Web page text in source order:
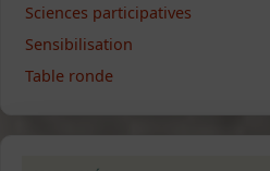
Sciences participatives
Sensibilisation
Table ronde